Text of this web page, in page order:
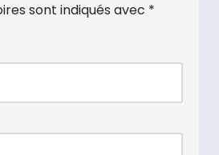
sont indiqués avec *